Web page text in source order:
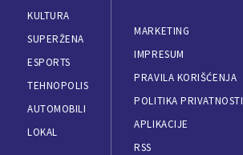
KULTURA
SUPERŽENA
ESPORTS
TEHNOPOLIS
AUTOMOBILI
LOKAL
MARKETING
IMPRESUM
PRAVILA KORIŠĆENJA
POLITIKA PRIVATNOSTI
APLIKACIJE
RSS